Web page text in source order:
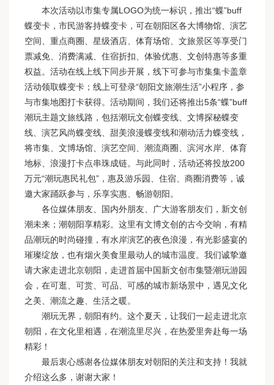
本次活动以市集专属LOGO为统一标识，推出“蝶”buff
蝶变卡，市民游客持蝶变卡，可在朝阳区各大博物馆、演艺
空间、重点商圈、星级酒店、体育场馆、文旅景区等享受门
票减免、消费满减、住宿折扣、体验优惠、文创特惠等多重
权益。活动在线上线下同步开展，线下可参与市集集卡盖章
活动领取蝶变卡；线上可登录“朝阳文旅潮生活”小程序，参
与市集地图打卡获得。活动期间，我们还将推出5条“蝶”buff
潮玩主题文旅线路，包括潮玩文创蝶变线、文博探秘蝶变
线、演艺风尚蝶变线、甜美浪漫蝶变线和潮动活力蝶变线，
将市集、文博场馆、演艺空间、潮流商圈、滨河水岸、体育
地标、浪漫打卡点串珠成链。与此同时，活动还将投放200
万元“潮玩惠民礼包”，惠及游乐园、住宿、商圈消费等，诚
邀大家踊跃参与，乐享实惠、畅游朝阳。
各位媒体朋友、国内外朋友、广大游客朋友们，新文创
潮未来；潮朝阳享精彩。这里有文博文创的古今交响，有精
品潮玩的时尚碰撞，有水岸演艺的夜色浪漫，有光影盛宴的
璀璨绽放，也有烟火美食里最动人的城市温度。我们诚挚邀
请大家走进北京朝阳，走进首届中国新文创市集暨潮玩游园
会，在可逛、可赏、可品、可感的城市新场景中，遇见文化
之美、潮流之趣、生活之暖。
潮玩无界，朝阳有约。这个夏天，让我们一起走进北京
朝阳，在文化里相遇，在潮流里尽兴，在热爱里奔赴每一场
精彩！
最后衷心感谢各位媒体朋友对朝阳的关注和支持！我就
介绍这么多，谢谢大家！